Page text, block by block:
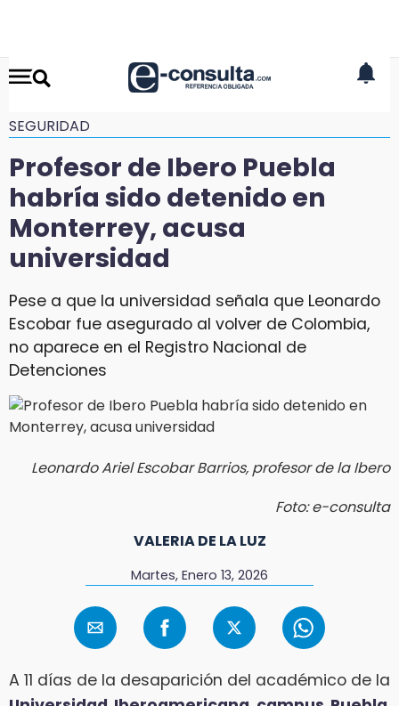
SEGURIDAD
Profesor de Ibero Puebla
habría sido detenido en
Monterrey, acusa
universidad
Pese a que la universidad señala que Leonardo
Escobar fue asegurado al volver de Colombia,
no aparece en el Registro Nacional de
Detenciones
Leonardo Ariel Escobar Barrios, profesor de la Ibero
Foto: e-consulta
VALERIA DE LA LUZ
Martes, Enero 13, 2026
A 11 días de la desaparición del académico de la